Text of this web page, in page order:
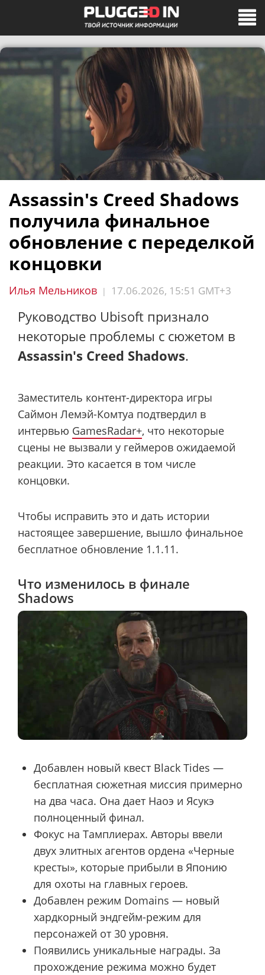
Assassin's Creed Shadows
получила финальное
обновление с переделкой
концовки
Илья Мельников | 17.06.2026, 15:51 GMT+3
Руководство Ubisoft признало
некоторые проблемы с сюжетом в
Assassin's Creed Shadows.
Заместитель контент-директора игры
Саймон Лемэй-Комтуа подтвердил в
интервью GamesRadar+, что некоторые
сцены не вызвали у геймеров ожидаемой
реакции. Это касается в том числе
концовки.
Чтобы исправить это и дать истории
настоящее завершение, вышло финальное
бесплатное обновление 1.1.11.
Что изменилось в финале
Shadows
Добавлен новый квест Black Tides —
бесплатная сюжетная миссия примерно
на два часа. Она дает Наоэ и Ясукэ
полноценный финал.
Фокус на Тамплиерах. Авторы ввели
двух элитных агентов ордена «Черные
кресты», которые прибыли в Японию
для охоты на главных героев.
Добавлен режим Domains — новый
хардкорный эндгейм-режим для
персонажей от 30 уровня.
Появились уникальные награды. За
прохождение режима можно будет